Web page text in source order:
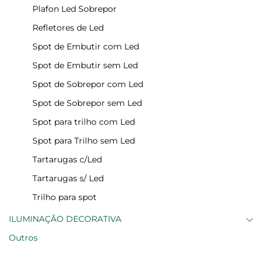
Plafon Led Sobrepor
Refletores de Led
Spot de Embutir com Led
Spot de Embutir sem Led
Spot de Sobrepor com Led
Spot de Sobrepor sem Led
Spot para trilho com Led
Spot para Trilho sem Led
Tartarugas c/Led
Tartarugas s/ Led
Trilho para spot
ILUMINAÇÃO DECORATIVA
Outros